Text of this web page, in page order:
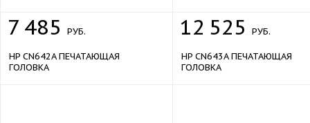
7 485 РУБ.
HP CN642A ПЕЧАТАЮЩАЯ
ГОЛОВКА
12 525 РУБ.
HP CN643A ПЕЧАТАЮЩАЯ
ГОЛОВКА